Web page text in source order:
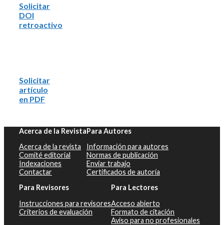
Solicitar
DOI
retroactivo
Solicitar
artículo
en PDF
Acerca de la Revista
Acerca de la revista
Comité editorial
Indexaciones
Contactar
Para Autores
Información para autores
Normas de publicación
Enviar trabajo
Certificados de autoría
Para Revisores
Instrucciones para revisores
Criterios de evaluación
Para Lectores
Acceso abierto
Formato de citación
Aviso para no profesionales